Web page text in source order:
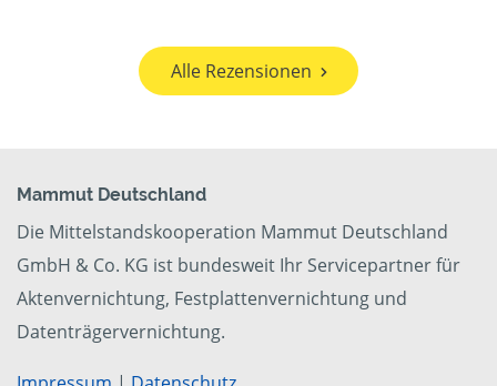
Alle Rezensionen
Mammut Deutschland
Die Mittelstandskooperation Mammut Deutschland
GmbH & Co. KG ist bundesweit Ihr Servicepartner für
Aktenvernichtung, Festplattenvernichtung und
Datenträgervernichtung.